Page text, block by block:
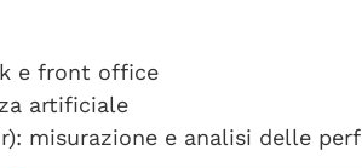
e front office
artificiale
misurazione e analisi delle